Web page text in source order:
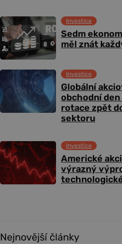
Sedm
měl znát
Investice
Globální
obchodní
rotace zpět
sektoru
Investice
Americké
výrazný
Investice
Nejnovější články